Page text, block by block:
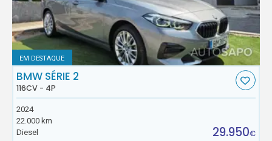
EM DESTAQUE
BMW SÉRIE 2
116CV - 4P
2024
22.000 km
Diesel
29.950€